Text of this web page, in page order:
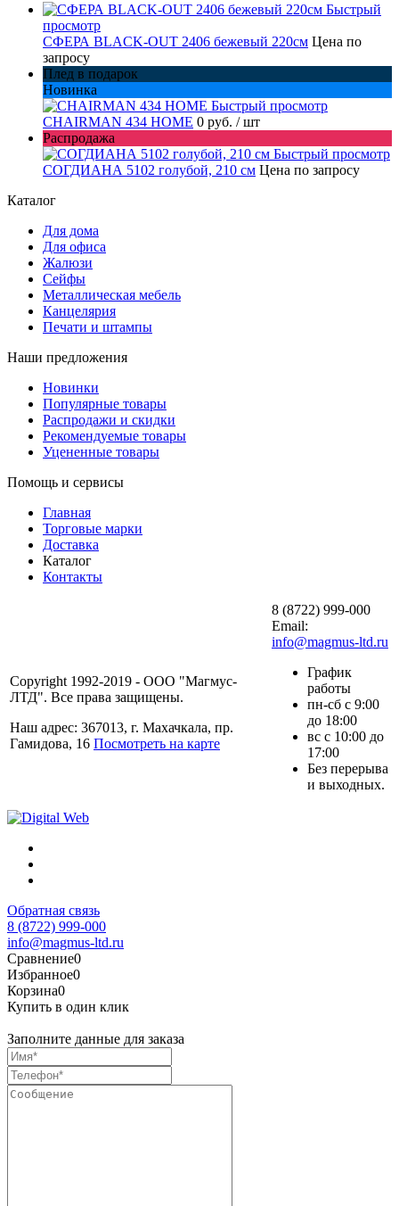
Быстрый
просмотр
СФЕРА BLACK-OUT 2406 бежевый 220см Цена по
запросу
Плед в подарок
Новинка
Быстрый просмотр
CHAIRMAN 434 HOME 0 руб. / шт
Распродажа
Быстрый просмотр
СОГДИАНА 5102 голубой, 210 см Цена по запросу
Каталог
Для дома
Для офиса
Жалюзи
Сейфы
Металлическая мебель
Канцелярия
Печати и штампы
Наши предложения
Новинки
Популярные товары
Распродажи и скидки
Рекомендуемые товары
Уцененные товары
Помощь и сервисы
Главная
Торговые марки
Доставка
Каталог
Контакты
Copyright 1992-2019 - ООО "Магмус-
ЛТД". Все права защищены.
Наш адрес: 367013, г. Махачкала, пр.
Гамидова, 16 Посмотреть на карте
8 (8722) 999-000
Email:
info@magmus-ltd.ru
График
работы
пн-сб с 9:00
до 18:00
вс с 10:00 до
17:00
Без перерыва
и выходных.
Обратная связь
8 (8722) 999-000
info@magmus-ltd.ru
Сравнение0
Избранное0
Корзина0
Купить в один клик
Заполните данные для заказа